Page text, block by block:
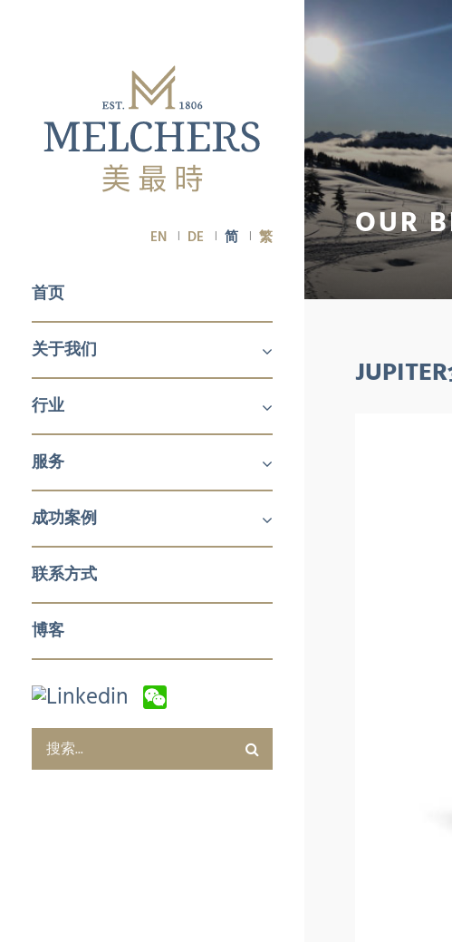
EN DE 简 繁
首页
关于我们
关于我们
职业生涯
行业
机械及工业产品
铝挤压与加工
航空
建筑产品
能源与发电
化工及石化
食品技术
新能源
石油与天然气
日化用品包装
制药
塑料和橡胶加工与实验室设备
冬季运动
医疗
消费品
服务
企业对企业(B2B)
企业对消费者 (B2C)
企业服务
成功案例
销售与市场
零售与批发
电子商务及数字化营销
售后服务及培训
采购及质量管控
企业服务
联系方式
博客
OUR